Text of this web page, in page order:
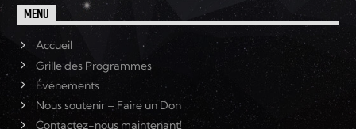
MENU
Accueil
Grille des Programmes
Événements
Nous soutenir – Faire un Don
Contactez-nous maintenant!